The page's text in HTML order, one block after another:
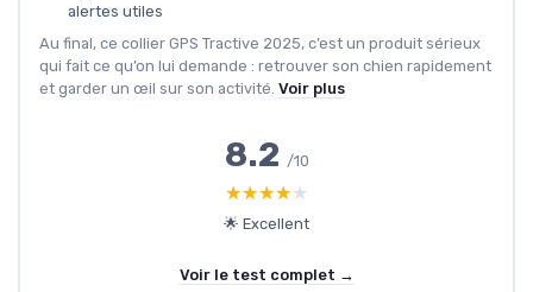
alertes utiles
Au final, ce collier GPS Tractive 2025, c’est un produit sérieux
qui fait ce qu’on lui demande : retrouver son chien rapidement
et garder un œil sur son activité. Voir plus
8.2 /10
★★★★★
★★★★★
🌟 Excellent
Voir le test complet →